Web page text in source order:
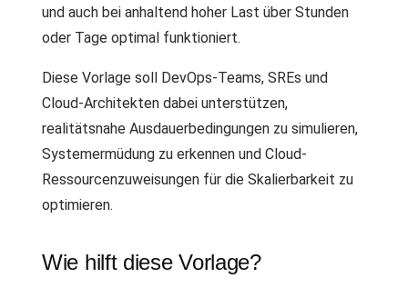
und auch bei anhaltend hoher Last über Stunden
oder Tage optimal funktioniert.
Diese Vorlage soll DevOps-Teams, SREs und
Cloud-Architekten dabei unterstützen,
realitätsnahe Ausdauerbedingungen zu simulieren,
Systemermüdung zu erkennen und Cloud-
Ressourcenzuweisungen für die Skalierbarkeit zu
optimieren.
Wie hilft diese Vorlage?